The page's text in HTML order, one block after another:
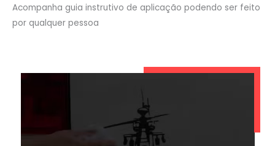
Acompanha guia instrutivo de aplicação podendo ser feito
por qualquer pessoa